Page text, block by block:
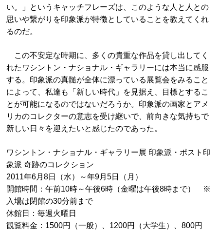
い。」というキャッチフレーズは、このような人と人との
思いや繋がりを印象派が特徴としていることを教えてくれ
るのだ。
この不安定な時期に、多くの貴重な作品を貸し出してく
れたワシントン・ナショナル・ギャラリーには本当に感服
する。印象派の真髄が全体に漂っている展覧会をみること
によって、私達も「新しい時代」を見据え、目標とするこ
とが可能になるのではないだろうか。印象派の画家とアメ
リカのコレクターの意志を受け継いで、前向きな気持ちで
新しい日々を迎えたいと感じたのであった。
ワシントン・ナショナル・ギャラリー展 印象派・ポスト印
象派 奇跡のコレクション
2011年6月8日（水）～年9月5日（月）
開館時間：午前10時～午後6時（金曜は午後8時まで） ※
入場は閉館の30分前まで
休館日：毎週火曜日
観覧料金：1500円（一般）、1200円（大学生）、800円